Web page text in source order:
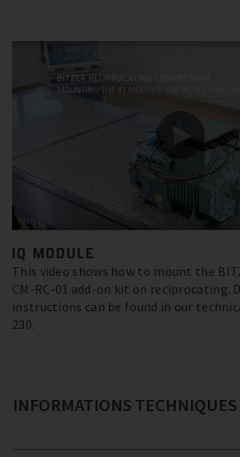
IQ MODULE
This video shows how to mount the
CM-RC-01 add-on kit on reciprocating.
instructions can be found in our
230.
INFORMATIONS